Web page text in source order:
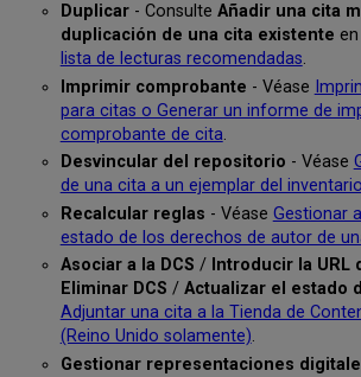
Duplicar- Consulte Añadir una cita
duplicación de una cita existente en
lista de lecturas recomendadas.
Imprimir comprobante - Véase
para citas o Generar un informe de
comprobante de cita.
Desvincular del repositorio - Véase
de una cita a un ejemplar del inventario
Recalcular reglas - Véase Gestionar
estado de los derechos de autor de
Asociar a la DCS / Introducir la URL
Eliminar DCS / Actualizar el estado
Adjuntar una cita a la Tienda de
(Reino Unido solamente).
Gestionar representaciones